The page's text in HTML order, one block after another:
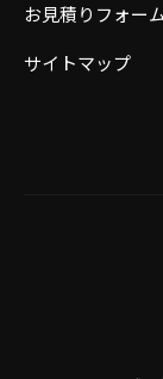
お見積りフォー
サイトマップ